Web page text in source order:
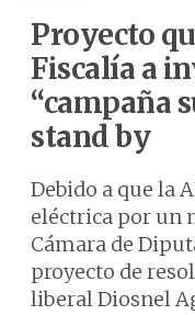
Proyecto
Fiscalía a
“campaña
stand by
Debido a que la
eléctrica por un
Cámara de
proyecto de
liberal Diosnel